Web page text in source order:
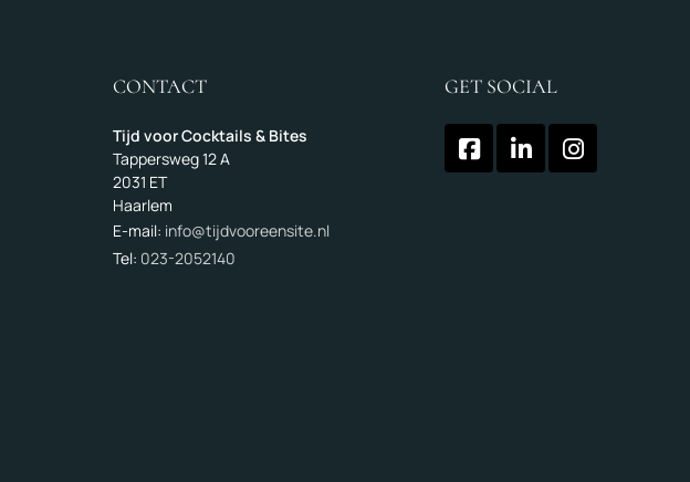
CONTACT
Tijd voor Cocktails & Bites
Tappersweg 12 A
2031 ET
Haarlem
E-mail: info@tijdvooreensite.nl
Tel: 023-2052140
GET SOCIAL